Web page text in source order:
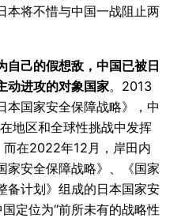
本将不惜与中国一战阻止两
自己的假想敌，中国已被日
动进攻的对象国家。2013
本国家安全保障战略》，中
地区和全球性挑战中发挥
而在2022年12月，岸田内
家安全保障战略》、《国家
备计划》组成的日本国家安
定位为“前所未有的战略性